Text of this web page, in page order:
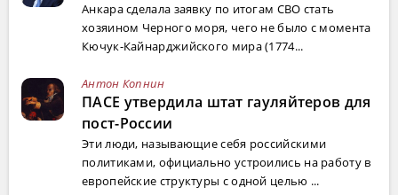
Анкара сделала заявку по итогам СВО стать
хозяином Черного моря, чего не было с момента
Кючук-Кайнарджийского мира (1774...
Антон Копнин
ПАСЕ утвердила штат гауляйтеров для
пост-России
Эти люди, называющие себя российскими
политиками, официально устроились на работу в
европейские структуры с одной целью ...